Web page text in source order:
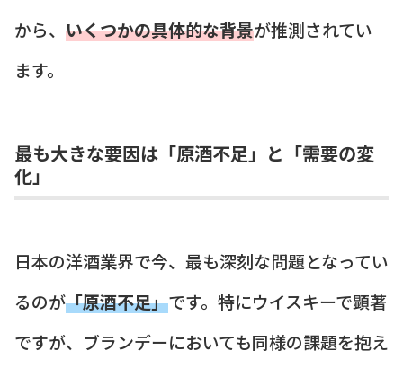
から、 いくつかの具体的な背景が推測されてい
ます。
最も大きな要因は「原酒不足」と「需要の変
化」
日本の洋酒業界で今、最も深刻な問題となってい
るのが「原酒不足」です。特にウイスキーで顕著
ですが、ブランデーにおいても同様の課題を抱え